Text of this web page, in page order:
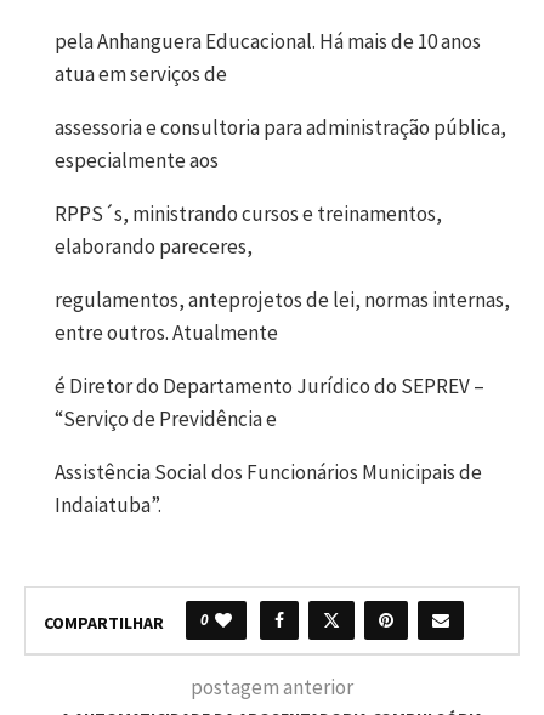
pela Anhanguera Educacional. Há mais de 10 anos
atua em serviços de
assessoria e consultoria para administração pública,
especialmente aos
RPPS´s, ministrando cursos e treinamentos,
elaborando pareceres,
regulamentos, anteprojetos de lei, normas internas,
entre outros. Atualmente
é Diretor do Departamento Jurídico do SEPREV –
“Serviço de Previdência e
Assistência Social dos Funcionários Municipais de
Indaiatuba”.
COMPARTILHAR 0
postagem anterior